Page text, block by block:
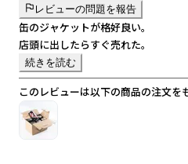
レビューの問題を報告
缶のジャケットが格好良い。
店頭に出したらすぐ売れた。
続きを読む
このレビューは以下の商品の注文を